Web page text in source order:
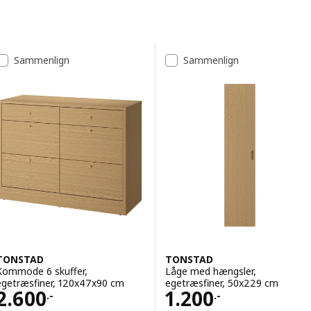
Resultatliste
Sammenlign
6 skuffer,
120x47x90 cm
.-
2600.-
Sammenlign
TONSTAD
Låge med hængsler,
egetræsfiner, 50x229 cm
1.200.-
Pris 1200.-